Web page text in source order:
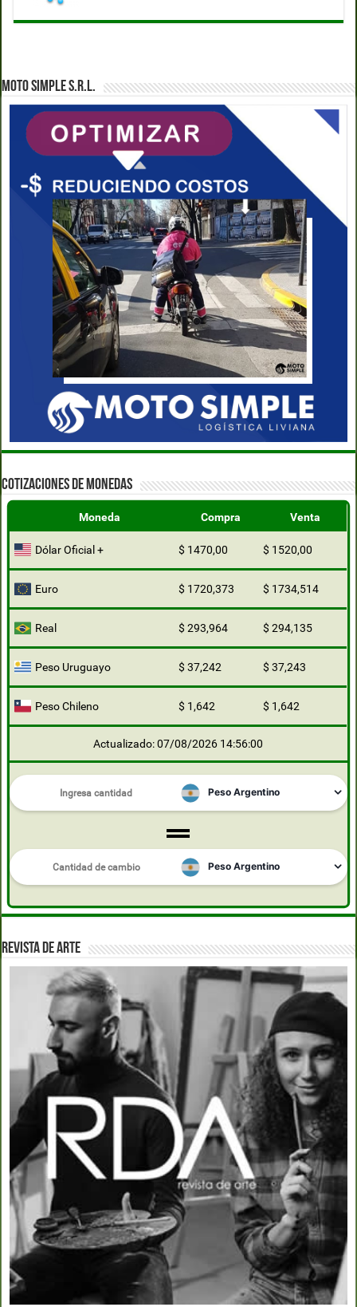
MOTO SIMPLE S.R.L.
COTIZACIONES DE MONEDAS
Moneda Compra Venta
Dólar Oficial + $ 1470,00 $ 1520,00
Euro $ 1720,373 $ 1734,514
Real $ 293,964 $ 294,135
Peso Uruguayo $ 37,242 $ 37,243
Peso Chileno $ 1,642 $ 1,642
Actualizado: 07/08/2026 14:56:00
REVISTA DE ARTE